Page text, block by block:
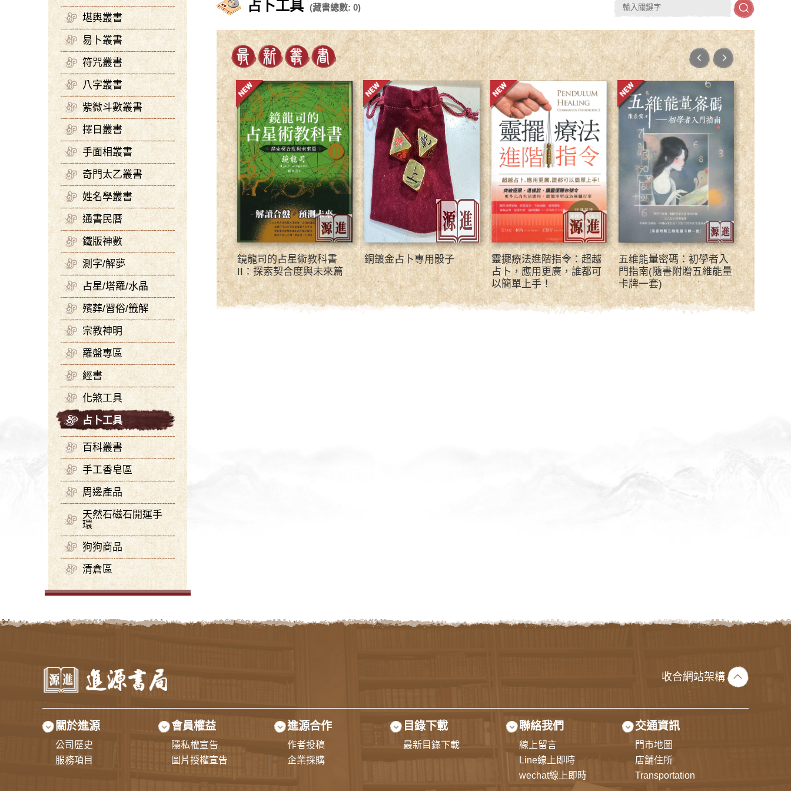
堪輿叢書
易卜叢書
符咒叢書
八字叢書
紫微斗數叢書
擇日叢書
手面相叢書
奇門太乙叢書
姓名學叢書
通書民曆
鐵版神數
測字/解夢
占星/塔羅/水晶
殯葬/習俗/籤解
宗教神明
羅盤專區
經書
化煞工具
占卜工具
百科叢書
手工香皂區
周邊產品
天然石磁石開運手
環
狗狗商品
清倉區
占卜工具 (藏書總數: 0)
鏡龍司的占星術教科書
II：探索契合度與未來篇
銅鍍金占卜專用骰子
靈擺療法進階指令：超越
占卜，應用更廣，誰都可
以簡單上手！
五维能量密碼：初學者入
門指南(隨書附贈五維能量
卡牌一套)
易經‧六
大)
收合網站架構
關於進源
公司歷史
服務項目
會員權益
隱私權宣告
圖片授權宣告
進源合作
作者投稿
企業採購
目錄下載
最新目錄下載
聯絡我們
線上留言
Line線上即時
wechat線上即時
交通資訊
門市地圖
店舗住所
Transportation